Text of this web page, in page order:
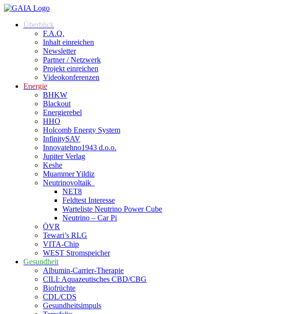
Überblick
F.A.Q.
Inhalt einreichen
Newsletter
Partner / Netzwerk
Projekt einreichen
Videokonferenzen
Energie
BHKW
Blackout
Energierebel
HHO
Holcomb Energy System
InfinitySAV
Innovatehno1943 d.o.o.
Jupiter Verlag
Keshe
Muammer Yildiz
Neutrinovoltaik
NET8
Feldtest Interesse
Warteliste Neutrino Power Cube
Neutrino – Car Pi
ÖVR
Tewari’s RLG
VITA-Chip
WEST Stromspeicher
Gesundheit
Albumin-Carrier-Therapie
CILI: Aquazeutisches CBD/CBG
Biofrüchte
CDL/CDS
Gesundheitsimpuls